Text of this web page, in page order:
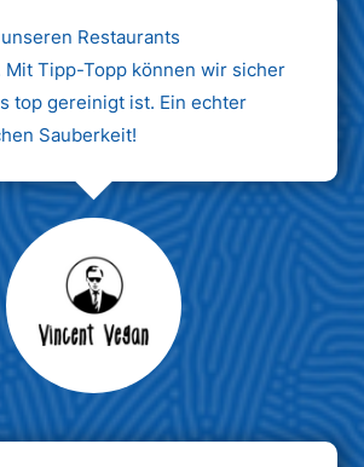
Restaurants
Mit Tipp-Topp können wir sicher
top gereinigt ist. Ein echter
Sauberkeit!
Max Mustermann
Unternehmen AG